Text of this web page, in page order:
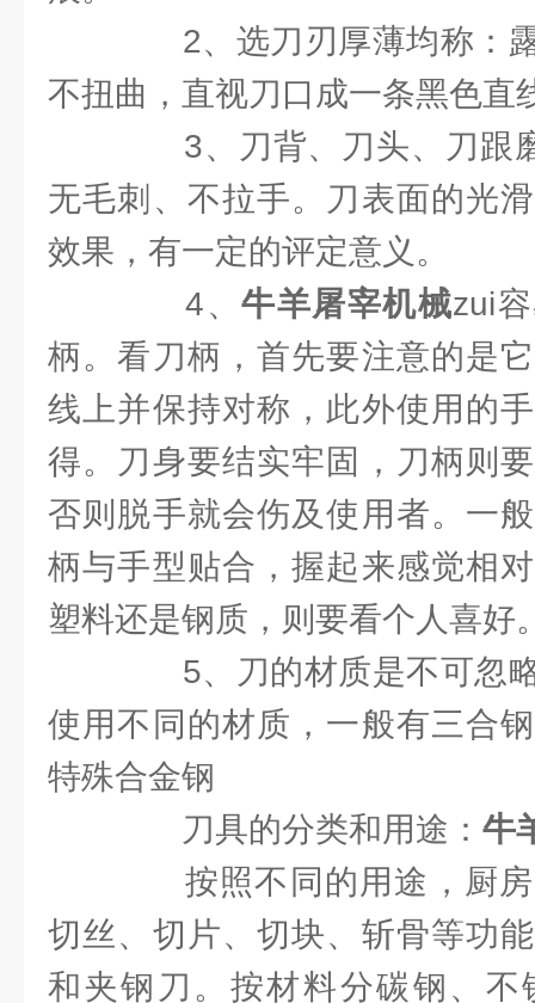
2、选刀刃厚薄均称：露
不扭曲，直视刀口成一条黑色直
3、刀背、刀头、刀跟磨
无毛刺、不拉手。刀表面的光
效果，有一定的评定意义。
4、 牛羊屠宰机械zui
柄。看刀柄，首先要注意的是
线上并保持对称，此外使用的
得。刀身要结实牢固，刀柄则
否则脱手就会伤及使用者。一
柄与手型贴合，握起来感觉相
塑料还是钢质，则要看个人喜好
5、刀的材质是不可忽略
使用不同的材质，一般有三合
特殊合金钢
刀具的分类和用途： 牛
按照不同的用途，厨房
切丝、切片、切块、斩骨等功
和夹钢刀。按材料分碳钢、不